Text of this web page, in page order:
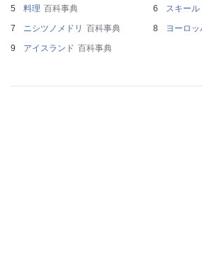
料理 百科事典 スキール
ニシツノメドリ 百科事典 ヨーロ
アイスランド 百科事典